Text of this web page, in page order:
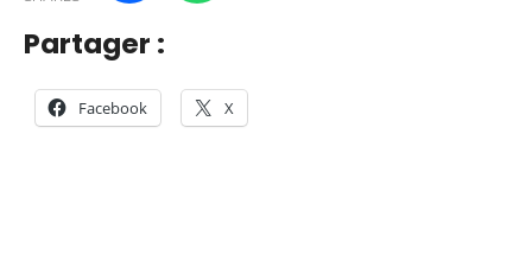
Partager :
Facebook X